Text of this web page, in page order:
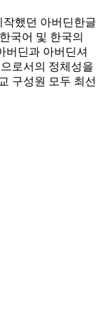
했던 아버딘한글
국어 및 한국의
버딘과 아버딘셔
로서의 정체성을
구성원 모두 최선